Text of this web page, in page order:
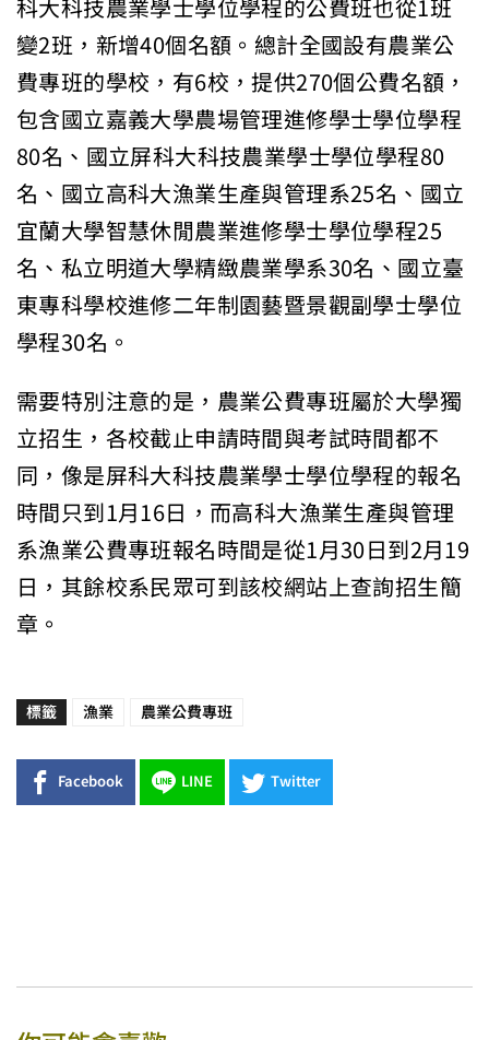
變2班，新增40個名額。總計全國設有農業公
費專班的學校，有6校，提供270個公費名額，
包含國立嘉義大學農場管理進修學士學位學程
80名、國立屏科大科技農業學士學位學程80
名、國立高科大漁業生產與管理系25名、國立
宜蘭大學智慧休閒農業進修學士學位學程25
名、私立明道大學精緻農業學系30名、國立臺
東專科學校進修二年制園藝暨景觀副學士學位
學程30名。
需要特別注意的是，農業公費專班屬於大學獨
立招生，各校截止申請時間與考試時間都不
同，像是屏科大科技農業學士學位學程的報名
時間只到1月16日，而高科大漁業生產與管理
系漁業公費專班報名時間是從1月30日到2月19
日，其餘校系民眾可到該校網站上查詢招生簡
章。
標籤 漁業 農業公費專班
Facebook LINE Twitter